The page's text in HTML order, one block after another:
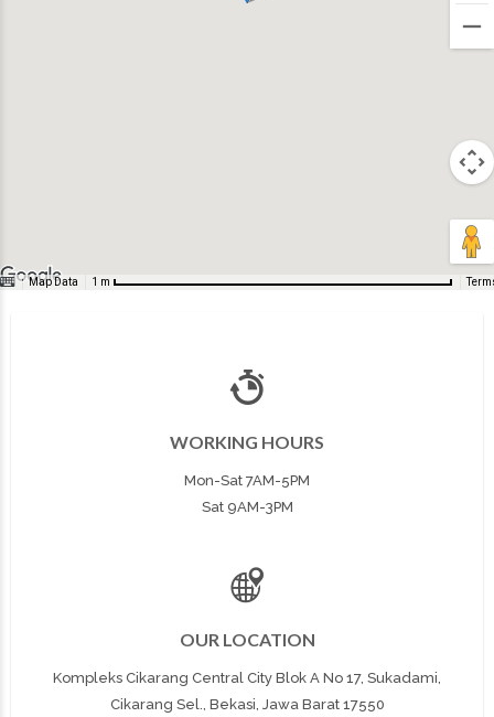
Map Data 1 m
WORKING HOURS
Mon-Sat 7AM-5PM
Sat 9AM-3PM
OUR LOCATION
Kompleks Cikarang Central City Blok A No 17, Sukadami,
Cikarang Sel., Bekasi, Jawa Barat 17550